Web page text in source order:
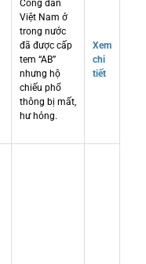
Công dân
Việt Nam ở
trong nước
đã được cấp
tem “AB”
nhưng hộ
chiếu phổ
thông bị mất,
hư hỏng.
Xem
chi
tiết